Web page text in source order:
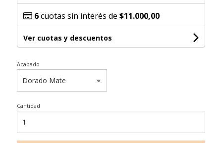
6cuotas sin interés de $11.000,00
Ver cuotas y descuentos
Acabado
Cantidad